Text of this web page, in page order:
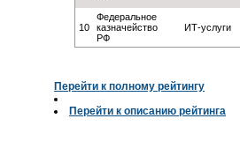
10
Федеральное
казначейство
РФ
ИТ-услуги
Перейти к полному рейтингу
Перейти к описанию рейтинга